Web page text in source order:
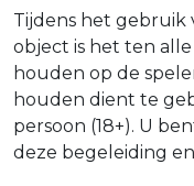
Tijdens het
object is het ten
houden op de
houden dient te
persoon (18+). U
deze begeleiding